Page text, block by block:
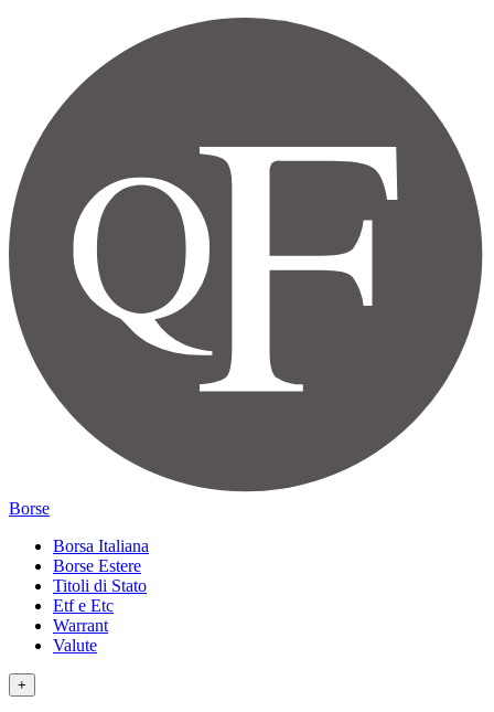
Borse
Borsa Italiana
Borse Estere
Titoli di Stato
Etf e Etc
Warrant
Valute
+